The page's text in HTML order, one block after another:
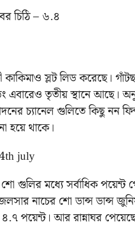
চিঠি – ৬.৪
কাকিমাও স্লট লিড করেছে।
তৃতীয় স্থানে আছে।
চ্যানেল গুলিতে কিছু নন
হয়ে থাকে।
গুলির মধ্যে সর্বাধিক পয়েন্ট
নাচের শো ডান্স ডান্স
পয়েন্ট। আর রান্নাঘর